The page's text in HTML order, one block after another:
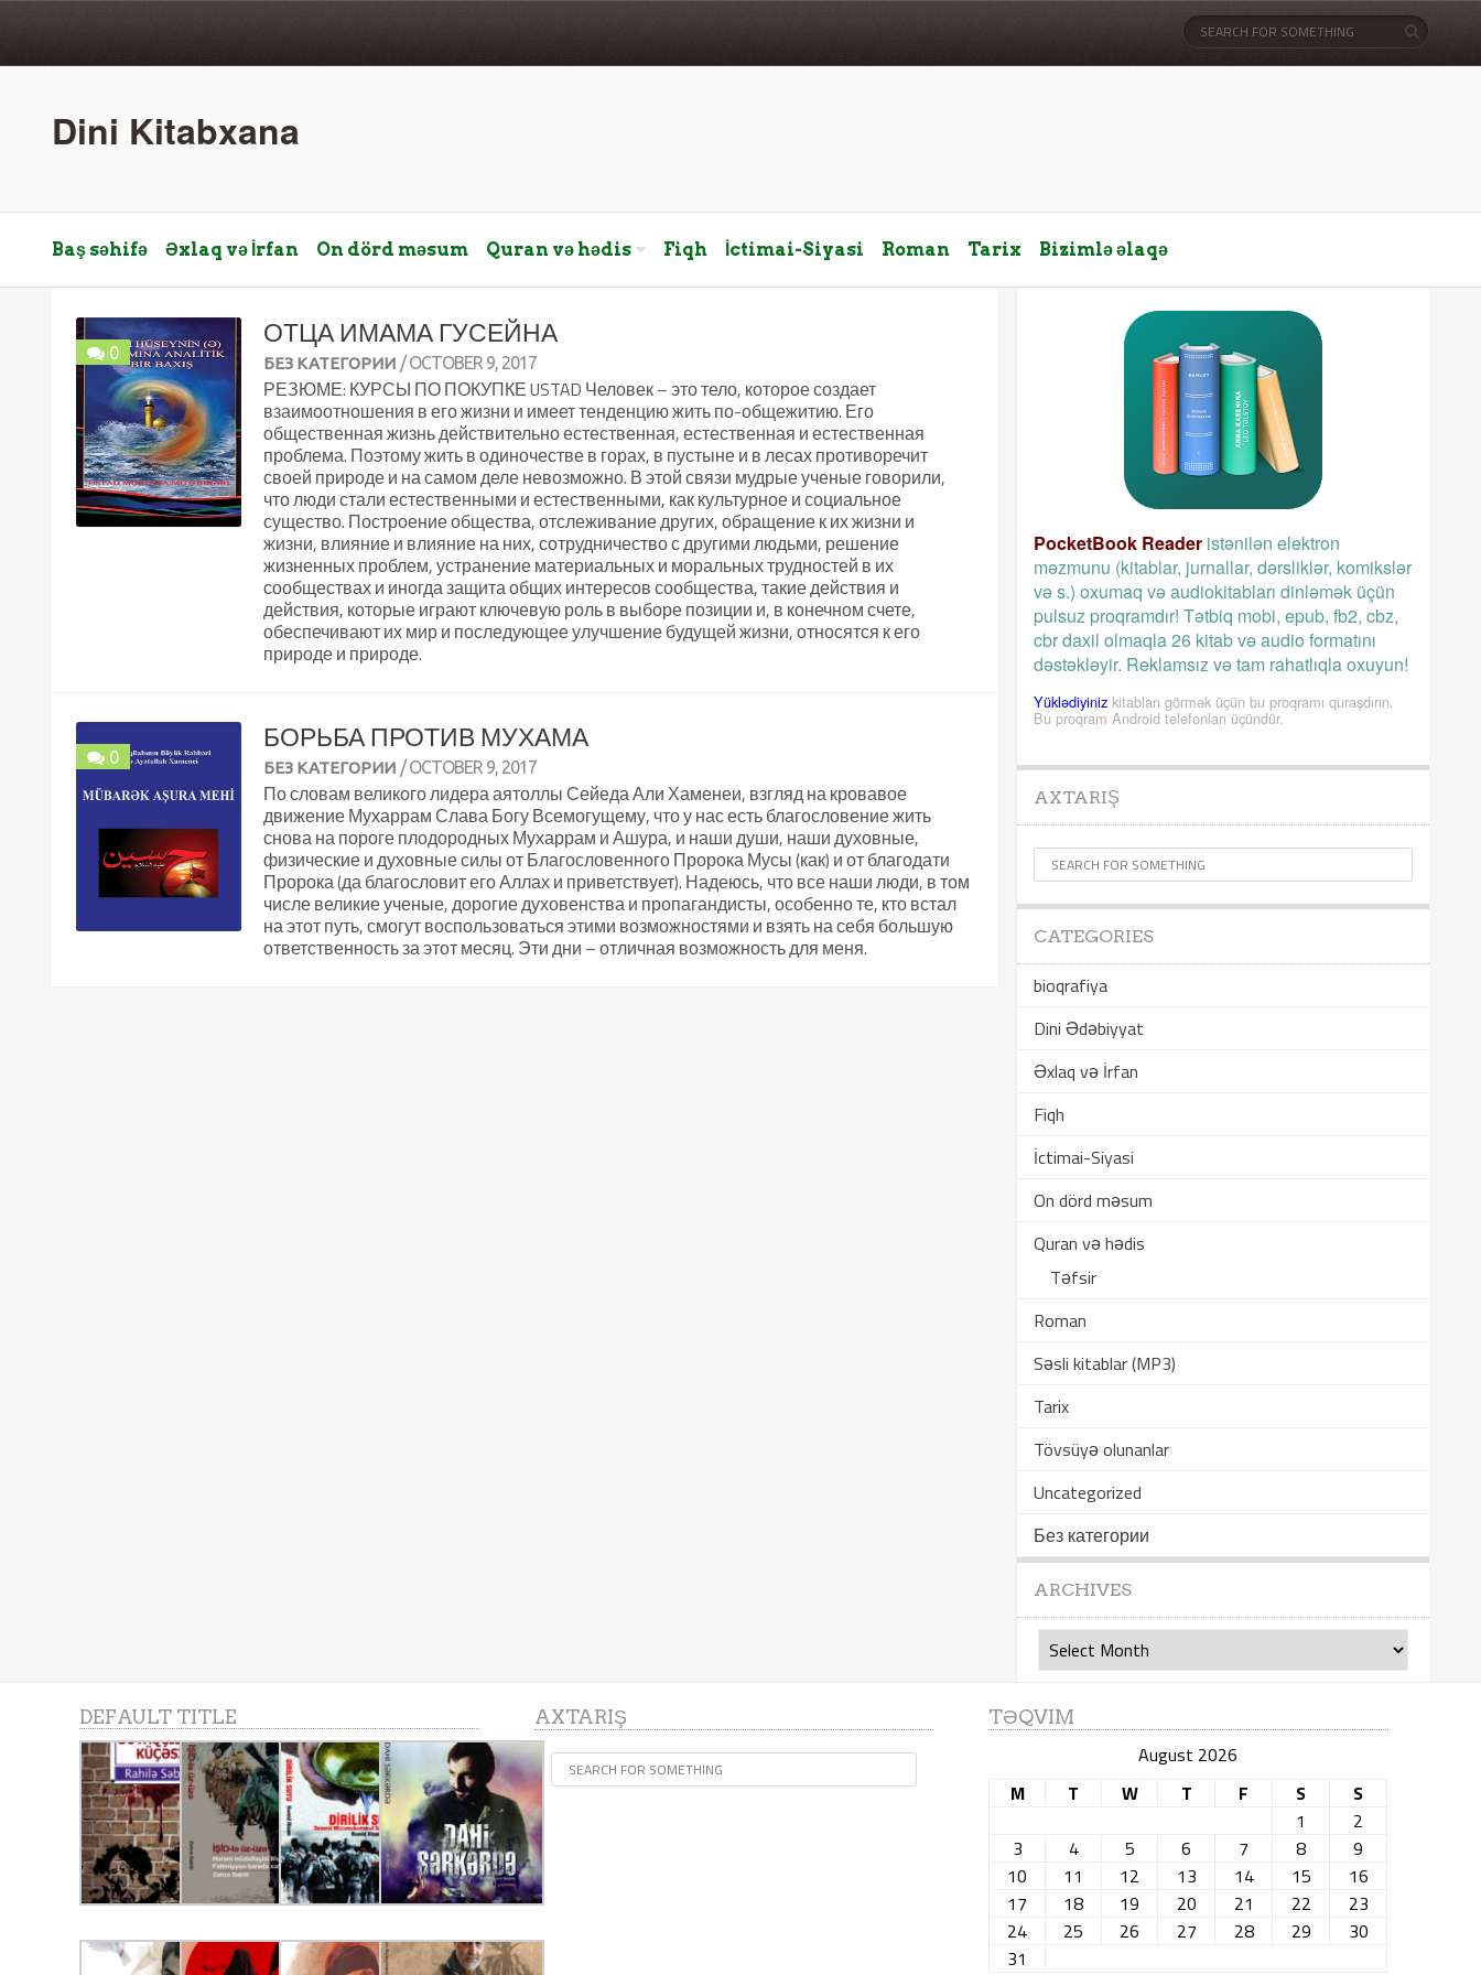
Dini Kitabxana
Baş səhifə Əxlaq və İrfan On dörd məsum Quran və hədis Fiqh İctimai-Siyasi Roman Tarix Bizimlə əlaqə
0
ОТЦА ИМАМА ГУСЕЙНА
БЕЗ КАТЕГОРИИ / OCTOBER 9, 2017
РЕЗЮМЕ: КУРСЫ ПО ПОКУПКЕ USTAD Человек – это тело, которое создает
взаимоотношения в его жизни и имеет тенденцию жить по-общежитию. Его
общественная жизнь действительно естественная, естественная и естественная
проблема. Поэтому жить в одиночестве в горах, в пустыне и в лесах противоречит
своей природе и на самом деле невозможно. В этой связи мудрые ученые говорили,
что люди стали естественными и естественными, как культурное и социальное
существо. Построение общества, отслеживание других, обращение к их жизни и
жизни, влияние и влияние на них, сотрудничество с другими людьми, решение
жизненных проблем, устранение материальных и моральных трудностей в их
сообществах и иногда защита общих интересов сообщества, такие действия и
действия, которые играют ключевую роль в выборе позиции и, в конечном счете,
обеспечивают их мир и последующее улучшение будущей жизни, относятся к его
природе и природе.
0
БОРЬБА ПРОТИВ МУХАМА
БЕЗ КАТЕГОРИИ / OCTOBER 9, 2017
По словам великого лидера аятоллы Сейеда Али Хаменеи, взгляд на кровавое
движение Мухаррам Слава Богу Всемогущему, что у нас есть благословение жить
снова на пороге плодородных Мухаррам и Ашура, и наши души, наши духовные,
физические и духовные силы от Благословенного Пророка Мусы (как) и от благодати
Пророка (да благословит его Аллах и приветствует). Надеюсь, что все наши люди, в том
числе великие ученые, дорогие духовенства и пропагандисты, особенно те, кто встал
на этот путь, смогут воспользоваться этими возможностями и взять на себя большую
ответственность за этот месяц. Эти дни – отличная возможность для меня.
PocketBook Reader istənilən elektron
məzmunu (kitablar, jurnallar, dərsliklər, komikslər
və s.) oxumaq və audiokitabları dinləmək üçün
pulsuz proqramdır! Tətbiq mobi, epub, fb2, cbz,
cbr daxil olmaqla 26 kitab və audio formatını
dəstəkləyir. Reklamsız və tam rahatlıqla oxuyun!
Yüklədiyiniz kitabları görmək üçün bu proqramı quraşdırın.
Bu proqram Android telefonları üçündür.
AXTARIŞ
CATEGORIES
bioqrafiya
Dini Ədəbiyyat
Əxlaq və İrfan
Fiqh
İctimai-Siyasi
On dörd məsum
Quran və hədis
Təfsir
Roman
Səsli kitablar (MP3)
Tarix
Tövsüyə olunanlar
Uncategorized
Без категории
ARCHIVES
Archives
DEFAULT TITLE AXTARIŞ TƏQVIM
August 2026
M
T W T F S
S
1
2
3
4 5 6 7 8
9
10
11 12 13 14 15
16
17
18 19 20 21 22
23
24
25 26 27 28 29
30
31